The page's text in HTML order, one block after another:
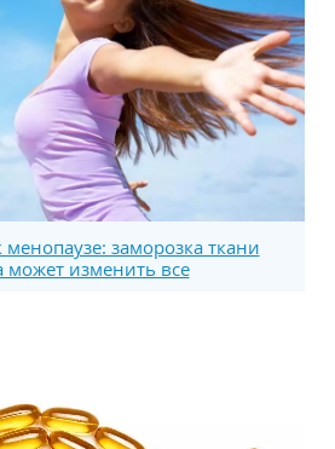
заморозка ткани
может изменить все